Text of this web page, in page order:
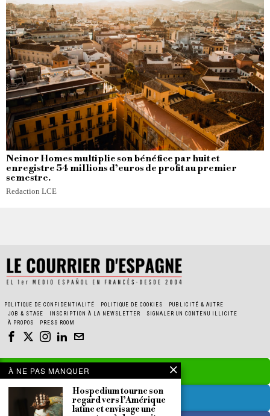
Neinor Homes multiplie son bénéfice par huit et
enregistre 54 millions d’euros de profit au premier
semestre.
Redaction LCE
POLITIQUE DE CONFIDENTIALITÉ POLITIQUE DE COOKIES
PUBLICITÉ & AUTRE
JOB & STAGE
INSCRIPTION À LA NEWSLETTER
SIGNALER UN CONTENU ILLICITE
À PROPOS
PRESS ROOM
À NE PAS MANQUER
Hospedium tourne son
regard vers l’Amérique
latine et envisage une